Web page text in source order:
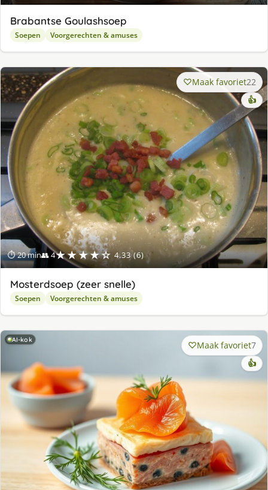
Brabantse Goulashsoep
Soepen Voorgerechten & amuses
⏱ 20 min👥 4★★★★☆ 4.33 (6)
Maak favoriet22
👍
Mosterdsoep (zeer snelle)
Soepen Voorgerechten & amuses
AI-kok Maak favoriet7
👍